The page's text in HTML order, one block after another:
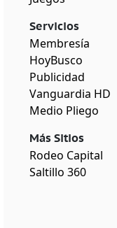
Servicios
Membresía
HoyBusco
Publicidad
Vanguardia HD
Medio Pliego
Más Sitios
Rodeo Capital
Saltillo 360